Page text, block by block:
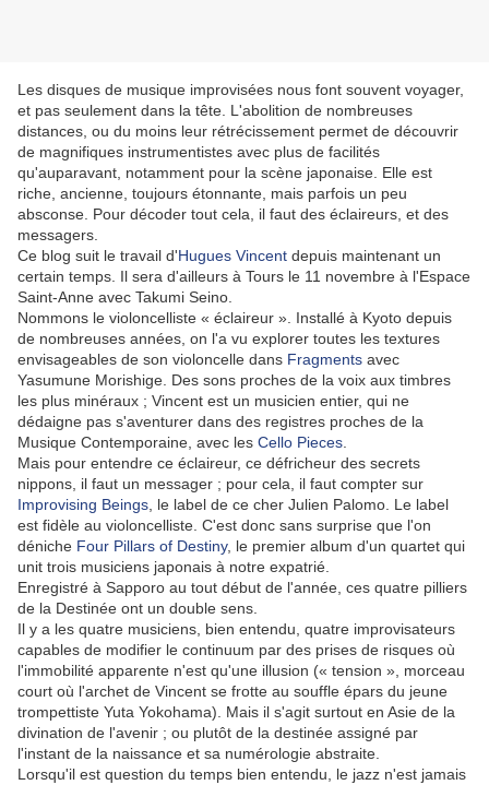
Les disques de musique improvisées nous font souvent voyager,
et pas seulement dans la tête. L'abolition de nombreuses
distances, ou du moins leur rétrécissement permet de découvrir
de magnifiques instrumentistes avec plus de facilités
qu'auparavant, notamment pour la scène japonaise. Elle est
riche, ancienne, toujours étonnante, mais parfois un peu
absconse. Pour décoder tout cela, il faut des éclaireurs, et des
messagers.
Ce blog suit le travail d'Hugues Vincent depuis maintenant un
certain temps. Il sera d'ailleurs à Tours le 11 novembre à l'Espace
Saint-Anne avec Takumi Seino.
Nommons le violoncelliste « éclaireur ». Installé à Kyoto depuis
de nombreuses années, on l'a vu explorer toutes les textures
envisageables de son violoncelle dans Fragments avec
Yasumune Morishige. Des sons proches de la voix aux timbres
les plus minéraux ; Vincent est un musicien entier, qui ne
dédaigne pas s'aventurer dans des registres proches de la
Musique Contemporaine, avec les Cello Pieces
Mais pour entendre ce éclaireur, ce défricheur des secrets
nippons, il faut un messager ; pour cela, il faut compter sur
Improvising Beings , le label de ce cher Julien Palomo. Le label
est fidèle au violoncelliste. C'est donc sans surprise que l'on
déniche Four Pillars of Destiny, le premier album d'un quartet qui
unit trois musiciens japonais à notre expatrié.
Enregistré à Sapporo au tout début de l'année, ces quatre pilliers
de la Destinée ont un double sens.
Il y a les quatre musiciens, bien entendu, quatre improvisateurs
capables de modifier le continuum par des prises de risques où
l'immobilité apparente n'est qu'une illusion (« tension », morceau
court où l'archet de Vincent se frotte au souffle épars du jeune
trompettiste Yuta Yokohama). Mais il s'agit surtout en Asie de la
divination de l'avenir ; ou plutôt de la destinée assigné par
l'instant de la naissance et sa numérologie abstraite.
Lorsqu'il est question du temps bien entendu, le jazz n'est jamais